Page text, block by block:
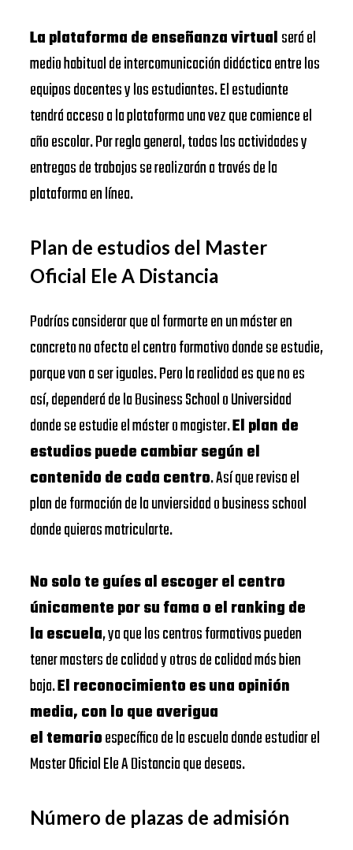
La plataforma de enseñanza virtualserá el
medio habitual de intercomunicación didáctica entre los
equipos docentes y los estudiantes. El estudiante
tendrá acceso a la plataforma una vez que comience el
año escolar. Por regla general, todas las actividades y
entregas de trabajos se realizarán a través de la
plataforma en línea.
Plan de estudios del Master
Oficial Ele A Distancia
Podrías considerar que al formarte en un máster en
concreto no afecta el centro formativo donde se estudie,
porque van a ser iguales. Pero la realidad es que no es
así, dependerá de la Business School o Universidad
donde se estudie el máster o magister.El plan de
estudios puede cambiar según el
contenido de cada centro. Así que revisa el
plan de formación de la unviersidad o business school
donde quieras matricularte.
No solo te guíes al escoger el centro
únicamente por su fama o el ranking de
la escuela, ya que los centros formativos pueden
tener masters de calidad y otros de calidad más bien
baja.El reconocimiento es una opinión
media, con lo que averigua
el temarioespecífico de la escuela donde estudiar el
Master Oficial Ele A Distancia que deseas.
Número de plazas de admisión